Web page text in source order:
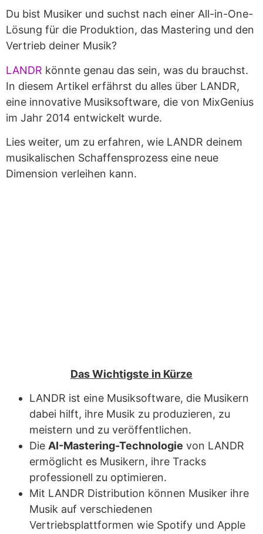
Du bist Musiker und suchst nach einer All-in-One-
Lösung für die Produktion, das Mastering und den
Vertrieb deiner Musik?
LANDR könnte genau das sein, was du brauchst.
In diesem Artikel erfährst du alles über LANDR,
eine innovative Musiksoftware, die von MixGenius
im Jahr 2014 entwickelt wurde.
Lies weiter, um zu erfahren, wie LANDR deinem
musikalischen Schaffensprozess eine neue
Dimension verleihen kann.
Das Wichtigste in Kürze
LANDR ist eine Musiksoftware, die Musikern
dabei hilft, ihre Musik zu produzieren, zu
meistern und zu veröffentlichen.
Die AI-Mastering-Technologie von LANDR
ermöglicht es Musikern, ihre Tracks
professionell zu optimieren.
Mit LANDR Distribution können Musiker ihre
Musik auf verschiedenen
Vertriebsplattformen wie Spotify und Apple